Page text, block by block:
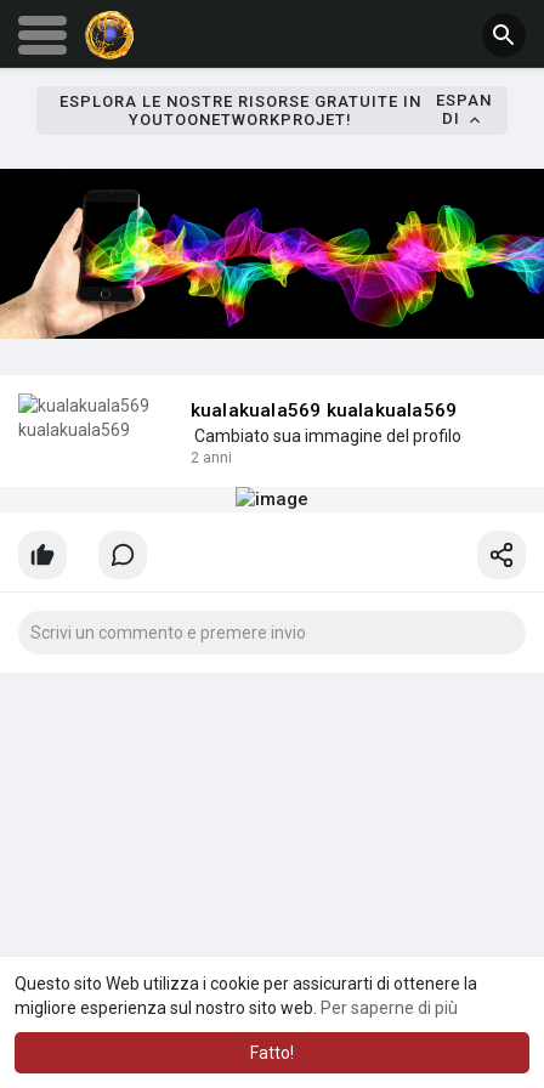
Questo sito Web utilizza i cookie per assicurarti di ottenere la
migliore esperienza sul nostro sito web. Per saperne di più
Fatto!
ESPLORA LE NOSTRE RISORSE GRATUITE IN
YOUTOONETWORKPROJET!
ESPAN
DI
kualakuala569 kualakuala569
Cambiato sua immagine del profilo
2 anni